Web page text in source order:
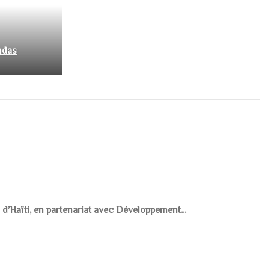
en partenariat avec Développement...